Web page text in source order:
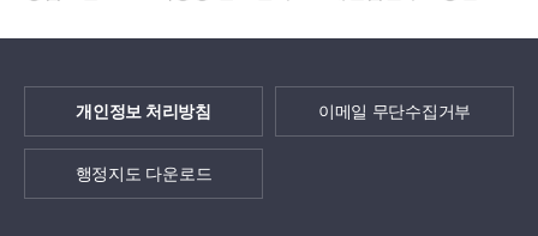
개인정보 처리방침 이메일 무단수집거부
행정지도 다운로드